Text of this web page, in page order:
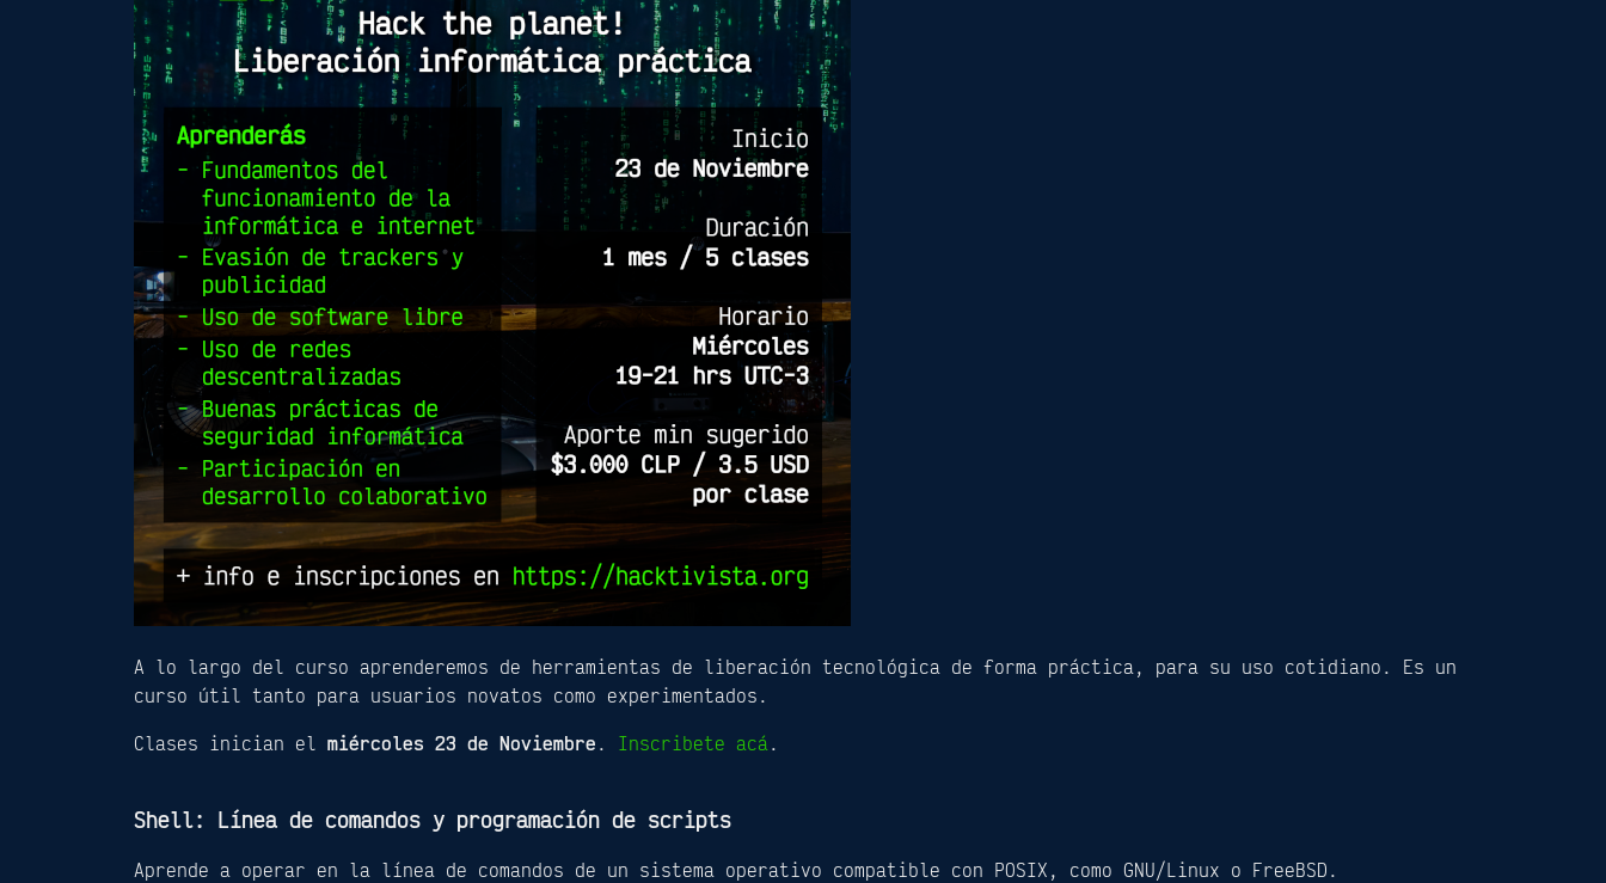
A lo largo del curso aprenderemos de herramientas de liberación tecnológica de forma práctica, para su uso cotidiano. Es un
curso útil tanto para usuarios novatos como experimentados.
Clases inician el miércoles 23 de Noviembre . Inscribete acá.
Shell: Línea de comandos y programación de scripts
Aprende a operar en la línea de comandos de un sistema operativo compatible con POSIX, como GNU/Linux o FreeBSD.